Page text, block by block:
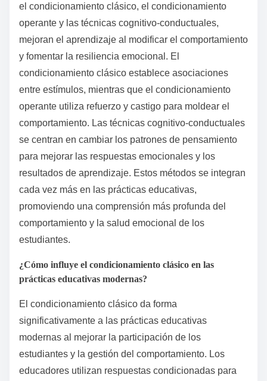
el condicionamiento clásico, el condicionamiento
operante y las técnicas cognitivo-conductuales,
mejoran el aprendizaje al modificar el comportamiento
y fomentar la resiliencia emocional. El
condicionamiento clásico establece asociaciones
entre estímulos, mientras que el condicionamiento
operante utiliza refuerzo y castigo para moldear el
comportamiento. Las técnicas cognitivo-conductuales
se centran en cambiar los patrones de pensamiento
para mejorar las respuestas emocionales y los
resultados de aprendizaje. Estos métodos se integran
cada vez más en las prácticas educativas,
promoviendo una comprensión más profunda del
comportamiento y la salud emocional de los
estudiantes.
¿Cómo influye el condicionamiento clásico en las
prácticas educativas modernas?
El condicionamiento clásico da forma
significativamente a las prácticas educativas
modernas al mejorar la participación de los
estudiantes y la gestión del comportamiento. Los
educadores utilizan respuestas condicionadas para